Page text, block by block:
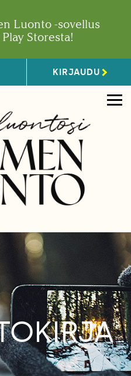
Luonto -sovellus
Storesta!
KIRJAUDU